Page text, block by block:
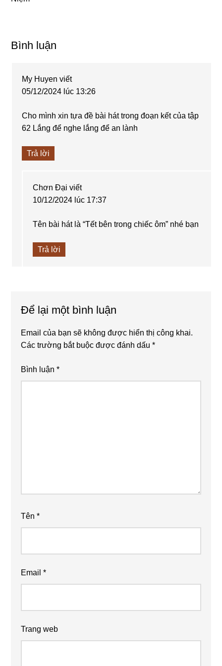
Reader
Bình luận
My Huyen viết
05/12/2024 lúc 13:26
Cho mình xin tựa đề bài hát trong đoạn kết của tập
62 Lắng để nghe lắng để an lành
Trả lời
Chơn Đại viết
10/12/2024 lúc 17:37
Tên bài hát là “Tết bên trong chiếc ôm” nhé bạn
Trả lời
Để lại một bình luận
Email của bạn sẽ không được hiển thị công khai.
Các trường bắt buộc được đánh dấu*
Bình luận*
Tên*
Email*
Trang web